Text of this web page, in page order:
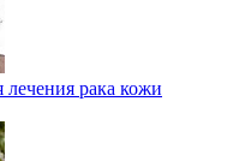
лечения рака кожи